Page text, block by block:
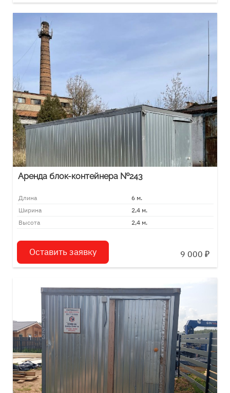
Аренда блок-контейнера №243
Длина
6 м.
Ширина
2,4 м.
Высота
2,4 м.
Оставить заявку 9 000 ₽